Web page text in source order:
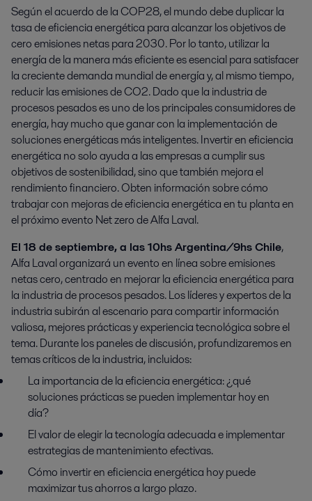
Según el acuerdo de la COP28, el mundo debe duplicar la
tasa de eficiencia energética para alcanzar los objetivos de
cero emisiones netas para 2030. Por lo tanto, utilizar la
energía de la manera más eficiente es esencial para satisfacer
la creciente demanda mundial de energía y, al mismo tiempo,
reducir las emisiones de CO2. Dado que la industria de
procesos pesados ​​es uno de los principales consumidores de
energía, hay mucho que ganar con la implementación de
soluciones energéticas más inteligentes. Invertir en eficiencia
energética no solo ayuda a las empresas a cumplir sus
objetivos de sostenibilidad, sino que también mejora el
rendimiento financiero. Obten información sobre cómo
trabajar con mejoras de eficiencia energética en tu planta en
el próximo evento Net zero de Alfa Laval.
El 18 de septiembre, a las 10hs Argentina/9hs Chile,
Alfa Laval organizará un evento en línea sobre emisiones
netas cero, centrado en mejorar la eficiencia energética para
la industria de procesos pesados. Los líderes y expertos de la
industria subirán al escenario para compartir información
valiosa, mejores prácticas y experiencia tecnológica sobre el
tema. Durante los paneles de discusión, profundizaremos en
temas críticos de la industria, incluidos:
La importancia de la eficiencia energética: ¿qué
soluciones prácticas se pueden implementar hoy en
día?
El valor de elegir la tecnología adecuada e implementar
estrategias de mantenimiento efectivas.
Cómo invertir en eficiencia energética hoy puede
maximizar tus ahorros a largo plazo.